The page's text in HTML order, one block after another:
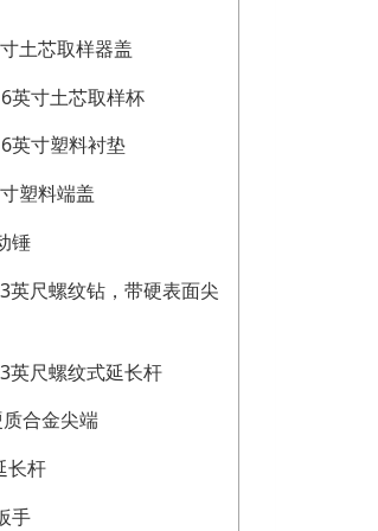
土芯取样器盖
英寸土芯取样杯
英寸塑料衬垫
塑料端盖
锤
英尺螺纹钻，带硬表面尖
英尺螺纹式延长杆
合金尖端
长杆
手